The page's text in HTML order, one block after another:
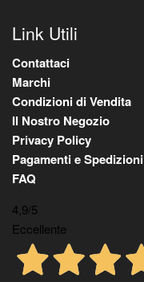
Link Utili
Contattaci
Marchi
Condizioni di Vendita
Il Nostro Negozio
Privacy Policy
Pagamenti e Spedizioni
FAQ
4,9/5
Eccellente